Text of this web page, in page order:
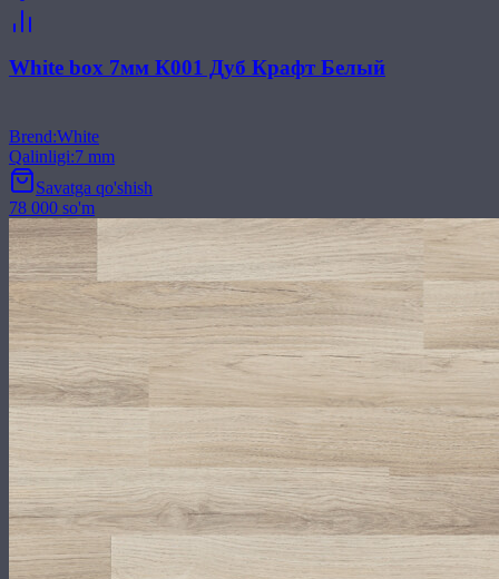
White box 7мм К001 Дуб Крафт Белый
Brend:White
Qalinligi:7 mm
Savatga qo'shish
78 000 so'm